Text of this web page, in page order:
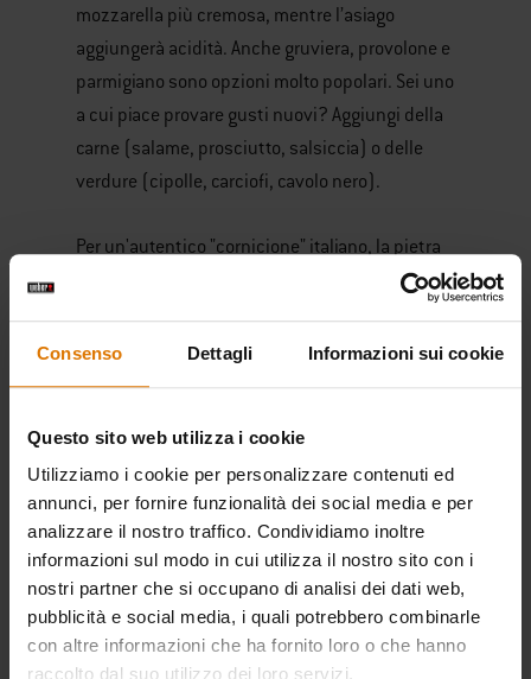
Consenso Dettagli Informazioni sui cookie
Questo sito web utilizza i cookie
Utilizziamo i cookie per personalizzare contenuti ed
annunci, per fornire funzionalità dei social media e per
analizzare il nostro traffico. Condividiamo inoltre
informazioni sul modo in cui utilizza il nostro sito con i
nostri partner che si occupano di analisi dei dati web,
pubblicità e social media, i quali potrebbero combinarle
con altre informazioni che ha fornito loro o che hanno
raccolto dal suo utilizzo dei loro servizi.
mozzarella più cremosa, mentre l’asiago
aggiungerà acidità. Anche gruviera, provolone e
parmigiano sono opzioni molto popolari. Sei uno
a cui piace provare gusti nuovi? Aggiungi della
carne (salame, prosciutto, salsiccia) o delle
verdure (cipolle, carciofi, cavolo nero).
Per un'autentico "cornicione" italiano, la pietra
per pizza Gourmet BBQ System Weber è l’alleata
l’umidità, creando una pizza cotta alla
perfezione, leggera e croccante, senza
pane, biscotti e persino patatine.
I nostri consigli per cucinare una pizza
pizza tradizionale in un forno a legna è di 90
secondi a 450° C, quindi più alta è la
temperatura del barbecue, migliore sarà il